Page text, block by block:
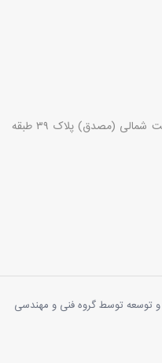
تهران، خیابان میرداماد، خیابان نفت شمالی (مصدق) پلاک ۳۹ طبقه